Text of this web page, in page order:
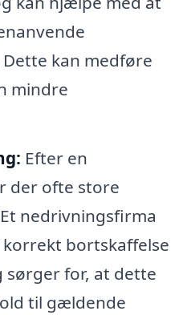
kan medføre
mindre
Efter en
der ofte store
nedrivningsfirma
bortskaffelse
sørger for, at dette
til gældende